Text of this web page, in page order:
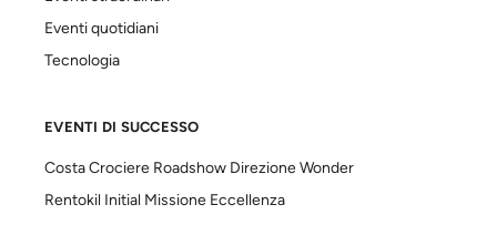
Eventi quotidiani
Tecnologia
EVENTI DI SUCCESSO
Costa Crociere Roadshow Direzione Wonder
Rentokil Initial Missione Eccellenza